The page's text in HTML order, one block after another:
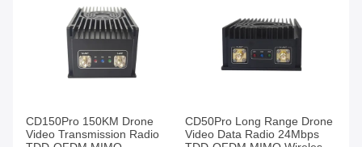
CD150Pro 150KM Drone
Video Transmission Radio
CD50Pro Long Range Drone
Video Data Radio 24Mbps